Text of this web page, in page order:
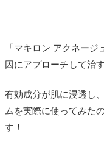
「マキロン アクネー
因にアプローチして治
有効成分が肌に浸透し
ムを実際に使ってみた
す！